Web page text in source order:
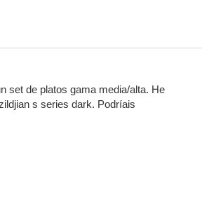
set de platos gama media/alta. He
s series dark. Podríais